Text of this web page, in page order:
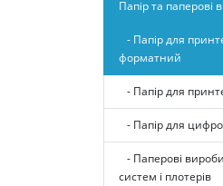
Папір та паперові
- Папір для
форматний
- Папір для
- Папір для
- Паперові
систем і плотерів